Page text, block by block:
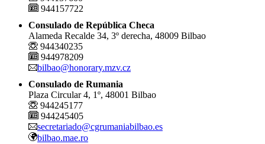
944157722
Consulado de República Checa
Alameda Recalde 34, 3º derecha, 48009 Bilbao
944340235
944978209
bilbao@honorary.mzv.cz
Consulado de Rumania
Plaza Circular 4, 1º, 48001 Bilbao
944245177
944245405
secretariado@cgrumaniabilbao.es
bilbao.mae.ro